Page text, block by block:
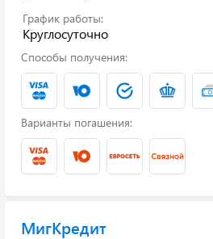
График работы:
Круглосуточно
Способы получения:
Варианты погашения:
МигКредит